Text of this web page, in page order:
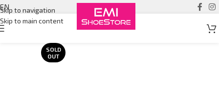
Skip to navigation
Skip to main content
EN
SOLD
OUT